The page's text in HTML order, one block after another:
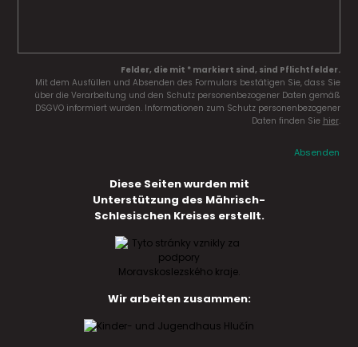
Felder, die mit * markiert sind, sind Pflichtfelder.
Mit dem Ausfüllen und Absenden des Formulars bestätigen Sie, dass Sie
über die Verarbeitung und den Schutz personenbezogener Daten gemäß
DSGVO informiert wurden. Informationen zum Schutz personenbezogener
Daten finden Sie hier.
Absenden
Diese Seiten wurden mit
Unterstützung des Mährisch-
Schlesischen Kreises erstellt.
Wir arbeiten zusammen: